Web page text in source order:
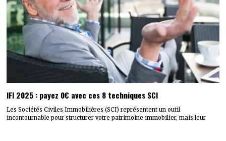
IFI 2025 : payez 0€ avec ces 8 techniques SCI
Les Sociétés Civiles Immobilières (SCI) représentent un outil
incontournable pour structurer votre patrimoine immobilier, mais leur